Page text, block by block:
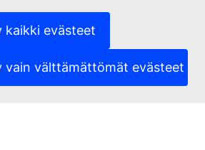
kaikki evästeet
vain välttämättömät evästeet
(Ulkoinen linkki)
(Ulkoinen linkki)